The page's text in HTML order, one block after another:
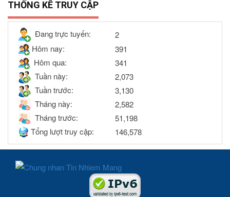
THỐNG KÊ TRUY CẬP
Đang trực tuyến:
2
Hôm nay:
391
Hôm qua:
341
Tuần này:
2,073
Tuần trước:
3,130
Tháng này:
2,582
Tháng trước:
51,198
Tổng lượt truy cập:
146,578